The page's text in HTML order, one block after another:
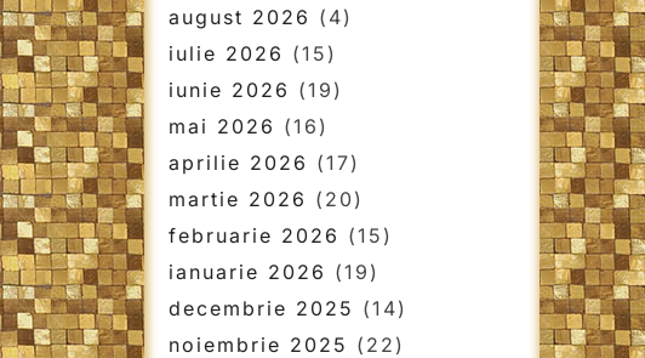
august 2026 (4)
iulie 2026 (15)
iunie 2026 (19)
mai 2026 (16)
aprilie 2026 (17)
martie 2026 (20)
februarie 2026 (15)
ianuarie 2026 (19)
decembrie 2025 (14)
noiembrie 2025 (22)